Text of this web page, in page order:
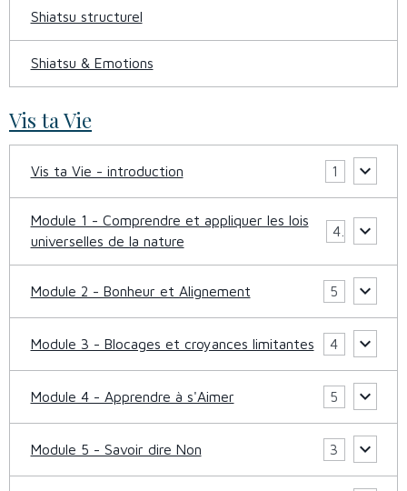
Shiatsu structurel
Shiatsu & Emotions
Vis ta Vie
Vis ta Vie - introduction 1
Module 1 - Comprendre et appliquer les lois
universelles de la nature
Module 2 - Bonheur et Alignement 5
Module 3 - Blocages et croyances limitantes 4
Module 4 - Apprendre à s'Aimer 5
Module 5 - Savoir dire Non 3